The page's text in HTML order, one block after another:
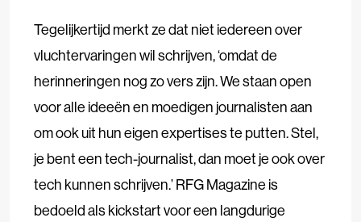
Tegelijkertijd merkt ze dat niet iedereen over
vluchtervaringen wil schrijven, ‘omdat de
herinneringen nog zo vers zijn. We staan open
voor alle ideeën en moedigen journalisten aan
om ook uit hun eigen expertises te putten. Stel,
je bent een tech-journalist, dan moet je ook over
tech kunnen schrijven.’ RFG Magazine is
bedoeld als kickstart voor een langdurige